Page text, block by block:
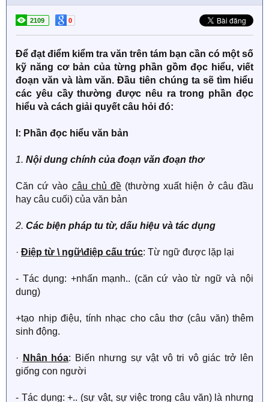
2109 0
Để đạt điểm kiểm tra văn trên tám bạn cần có một số
kỹ năng cơ bản của từng phần gồm đọc hiểu, viết
đoạn văn và làm văn. Đầu tiên chúng ta sẽ tìm hiểu
các yêu cầy thường được nêu ra trong phần đọc
hiểu và cách giải quyết câu hỏi đó:
І: Phần đọc hiểu văn bản
1. Nội dung chính của đoạn văn đoạn thơ
Căn cứ vào câu chủ đề(thường xuất hiện ở câu đầu
hay câu cuối) của văn bản
2. Các biện pháp tu từ, dấu hiệu và tác dụng
· Điệp từ \ ngữ\điệp cấu trúc: Từ ngữ được lặp lại
- Tác dụng: +nhấn mạnh.. (căn cứ vào từ ngữ và nội
dung)
+tạo nhịp điệu, tính nhạc cho câu thơ (câu văn) thêm
sinh động.
· Nhân hóa: Biến nhưng sự vật vô tri vô giác trở lên
giống con người
- Tác dụng: +.. (sự vật, sự việc trong câu văn) là nhưng